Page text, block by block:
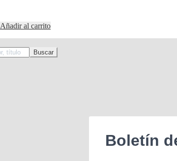
Añadir al carrito
Boletín